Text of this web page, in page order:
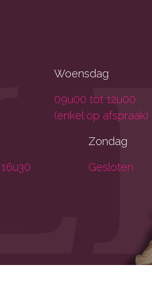
Woensdag
09u00 tot 12u00
(enkel op afspraak)
Zondag
Gesloten